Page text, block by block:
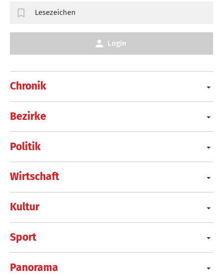
Chronik
Bezirke
Politik
Wirtschaft
Kultur
Sport
Panorama
Lesezeichen
Login